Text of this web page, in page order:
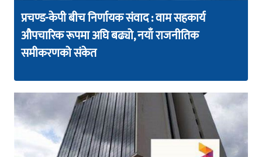
प्रचण्ड-केपी बीच निर्णायक संवाद : वाम सहकार्य
औपचारिक रूपमा अघि बढ्यो, नयाँ राजनीतिक
समीकरणको संकेत